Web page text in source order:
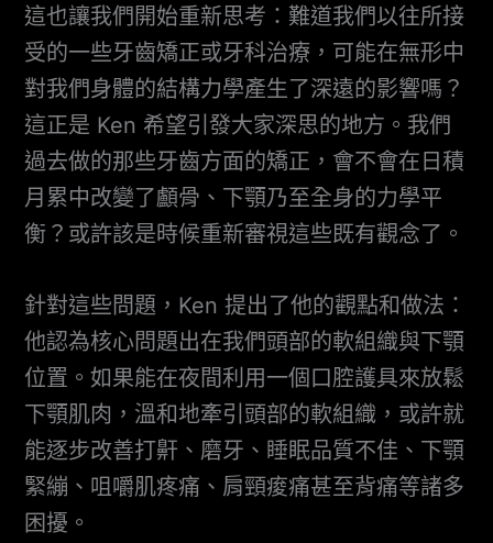
這也讓我們開始重新思考：難道我們以往所接
受的一些牙齒矯正或牙科治療，可能在無形中
對我們身體的結構力學產生了深遠的影響嗎？
這正是 Ken 希望引發大家深思的地方。我們
過去做的那些牙齒方面的矯正，會不會在日積
月累中改變了顱骨、下顎乃至全身的力學平
衡？或許該是時候重新審視這些既有觀念了。
針對這些問題，Ken 提出了他的觀點和做法：
他認為核心問題出在我們頭部的軟組織與下顎
位置。如果能在夜間利用一個口腔護具來放鬆
下顎肌肉，溫和地牽引頭部的軟組織，或許就
能逐步改善打鼾、磨牙、睡眠品質不佳、下顎
緊繃、咀嚼肌疼痛、肩頸痠痛甚至背痛等諸多
困擾。